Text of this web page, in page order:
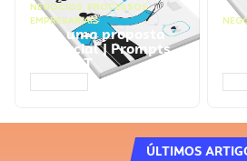
NEGÓCIOS, PROCESSOS
EMPRESARIAIS
Faça uma proposta
comercial | Prompts
ChatGPT
ÚLTIMOS